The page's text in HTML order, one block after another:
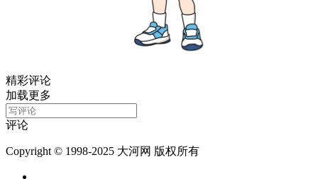
精彩评论
加载更多
评论
Copyright © 1998-2025 大河网 版权所有